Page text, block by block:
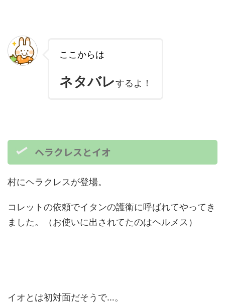
ここからは
ネタバレするよ！
ヘラクレスとイオ
村にヘラクレスが登場。
コレットの依頼でイタンの護衛に呼ばれてやってき
ました。（お使いに出されてたのはヘルメス）
イオとは初対面だそうで…。